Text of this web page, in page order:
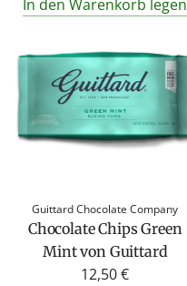
g
l
ä
r
r
e
i
s
In den Warenkorb legen
Guittard Chocolate Company
Chocolate Chips Green
Mint von Guittard
12,50 €